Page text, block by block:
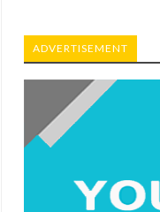
ADVERTISEMENT